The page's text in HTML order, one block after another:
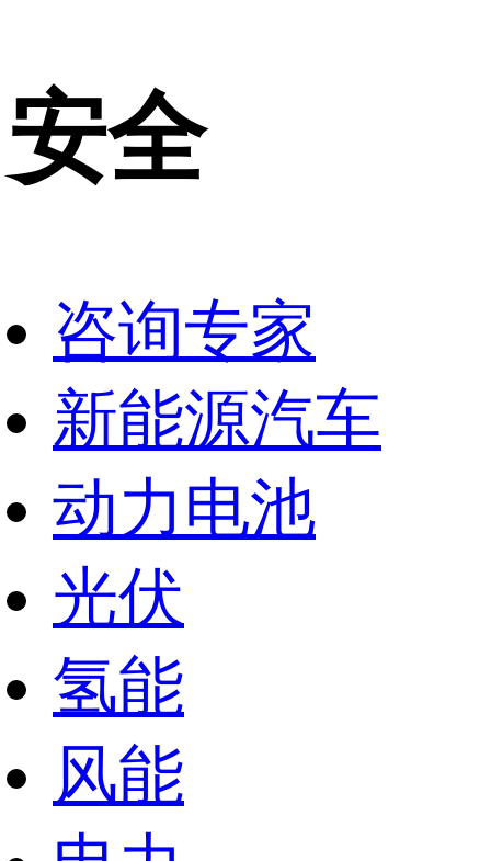
安全
咨询专家
新能源汽车
动力电池
光伏
氢能
风能